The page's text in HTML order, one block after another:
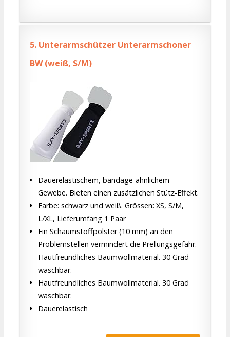
5. Unterarmschützer Unterarmschoner
BW (weiß, S/M)
Dauerelastischem, bandage-ähnlichem
Gewebe. Bieten einen zusätzlichen Stütz-Effekt.
Farbe: schwarz und weiß. Grössen: XS, S/M,
L/XL, Lieferumfang 1 Paar
Ein Schaumstoffpolster (10 mm) an den
Problemstellen vermindert die Prellungsgefahr.
Hautfreundliches Baumwollmaterial. 30 Grad
waschbar.
Hautfreundliches Baumwollmaterial. 30 Grad
waschbar.
Dauerelastisch